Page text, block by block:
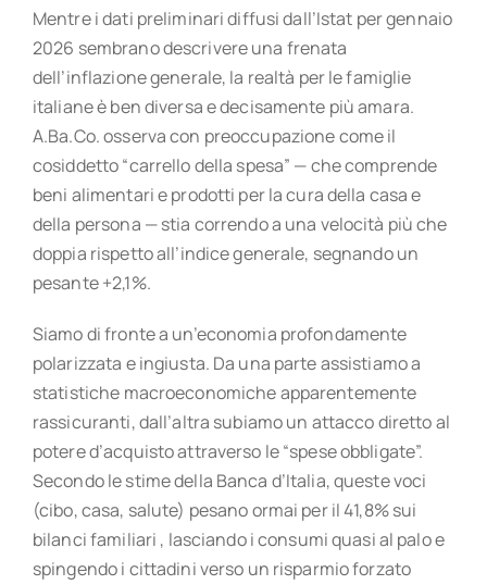
Mentre i dati preliminari diffusi dall’Istat per gennaio
2026 sembrano descrivere una frenata
dell’inflazione generale, la realtà per le famiglie
italiane è ben diversa e decisamente più amara.
A.Ba.Co. osserva con preoccupazione come il
cosiddetto “carrello della spesa” — che comprende
beni alimentari e prodotti per la cura della casa e
della persona — stia correndo a una velocità più che
doppia rispetto all’indice generale, segnando un
pesante +2,1%.
Siamo di fronte a un’economia profondamente
polarizzata e ingiusta. Da una parte assistiamo a
statistiche macroeconomiche apparentemente
rassicuranti, dall’altra subiamo un attacco diretto al
potere d’acquisto attraverso le “spese obbligate”.
Secondo le stime della Banca d’Italia, queste voci
(cibo, casa, salute) pesano ormai per il 41,8% sui
bilanci familiari , lasciando i consumi quasi al palo e
spingendo i cittadini verso un risparmio forzato